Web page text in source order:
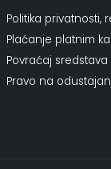
Politika privatnosti,
Plaćanje platnim
Povraćaj sredstava
Pravo na